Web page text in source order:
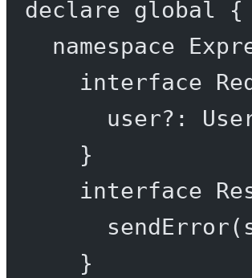
declare global {
namespace
interface
user?:
}
interface
sendError(
}